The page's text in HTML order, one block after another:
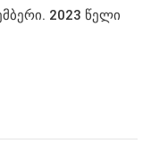
2023 წელი